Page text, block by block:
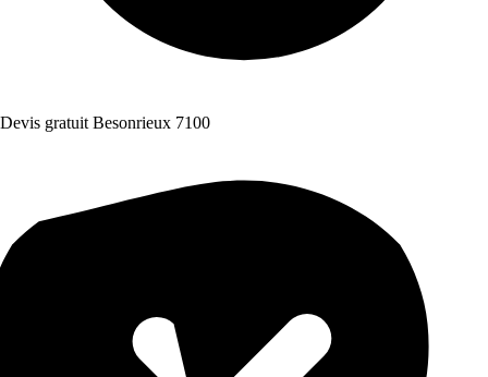
Devis gratuit Besonrieux 7100